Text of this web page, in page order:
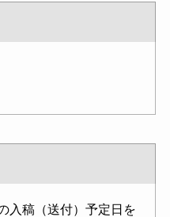
入稿（送付）予定日を